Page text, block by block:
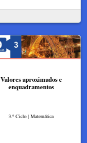
Valores aproximados e
enquadramentos
3.º Ciclo | Matemática